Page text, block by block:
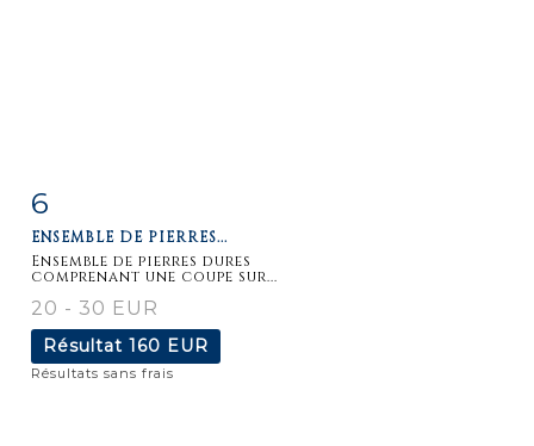
détaillée
6
ENSEMBLE DE PIERRES...
Ensemble de pierres dures
comprenant une coupe sur...
20 - 30 EUR
Résultat 160 EUR
Résultats sans frais